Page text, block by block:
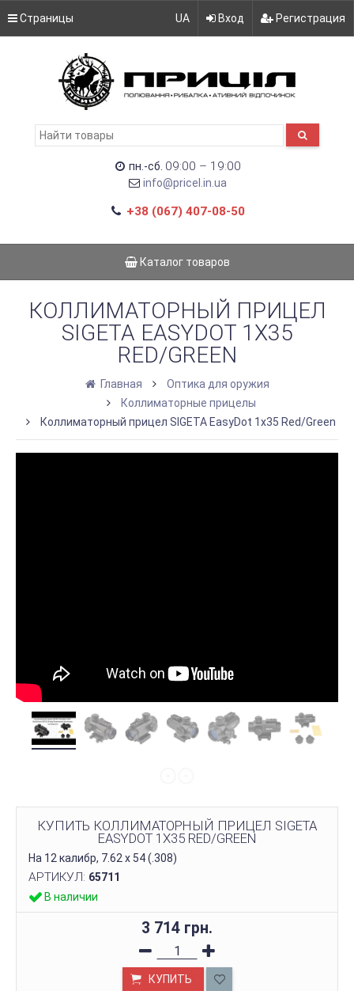
Страницы UA Вход Регистрация
пн.-сб. 09:00 – 19:00
info@pricel.in.ua
+38 (067) 407-08-50
Каталог товаров
КОЛЛИМАТОРНЫЙ ПРИЦЕЛ
SIGETA EASYDOT 1X35
RED/GREEN
Главная
Оптика для оружия
Коллиматорные прицелы
Коллиматорный прицел SIGETA EasyDot 1x35 Red/Green
КУПИТЬ КОЛЛИМАТОРНЫЙ ПРИЦЕЛ SIGETA
EASYDOT 1X35 RED/GREEN
На 12 калибр, 7.62 х 54 (.308)
АРТИКУЛ: 65711
В наличии
3 714 грн.
КУПИТЬ